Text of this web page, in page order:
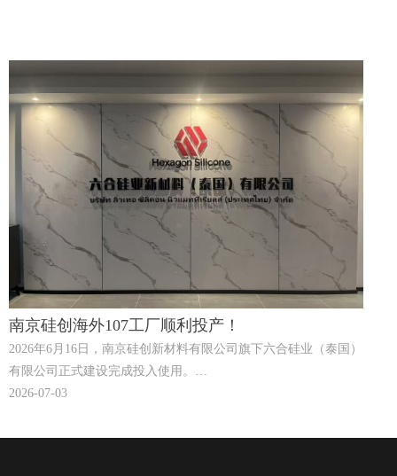
南京硅创海外107工厂顺利投产！
2026年6月16日，南京硅创新材料有限公司旗下六合硅业（泰国）
有限公司正式建设完成投入使用。
新建工厂专注于生产107硅橡胶和二甲基硅油产品，年产能为
供应链灵活性，并为全球客户提供更快捷、更可靠的服务。
2026-07-03